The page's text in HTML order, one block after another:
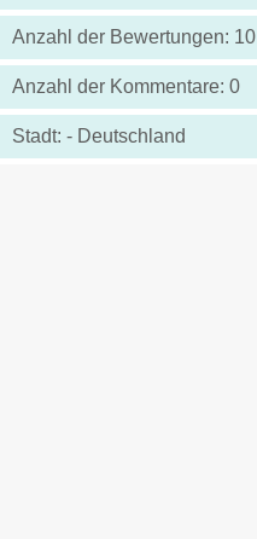
Anzahl der Bewertungen: 10
Anzahl der Kommentare: 0
Stadt: - Deutschland